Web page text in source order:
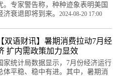
。专家警告称，种种迹象表明美国
济衰退即将到来。 2024-08-20 17:00
【双语财讯】暑期消费拉动7月经
扩内需政策加力显效
家统计局数据显示，7月份经济运行
体平稳、稳中有进。其中，暑期消